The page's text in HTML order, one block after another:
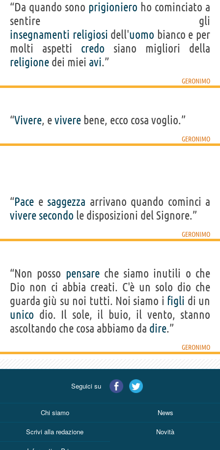
“Da quando sono prigioniero ho cominciato a
sentire gli
insegnamenti religiosi dell'uomo bianco e per
molti aspetti credo siano migliori della
religione dei miei avi.”
GERONIMO
“Vivere, evivere bene, ecco cosa voglio.”
GERONIMO
“Pace e saggezza arrivano quando cominci a
vivere secondo le disposizioni del Signore.”
GERONIMO
“Non posso pensareche siamo inutili o che
Dio non ci abbia creati. C'è un solo dio che
guarda giù su noi tutti. Noi siamo i figli di un
unico dio. Il sole, il buio, il vento, stanno
ascoltando che cosa abbiamo da dire.”
GERONIMO
Seguici su
Chi siamo News
Scrivi alla redazione Novità